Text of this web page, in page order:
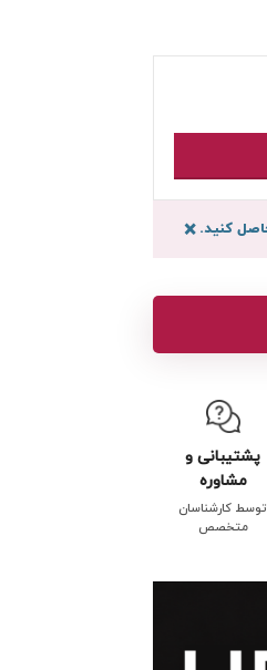
کنید.×
پشتیبانی و
مشاوره
توسط کارشناسان
متخصص